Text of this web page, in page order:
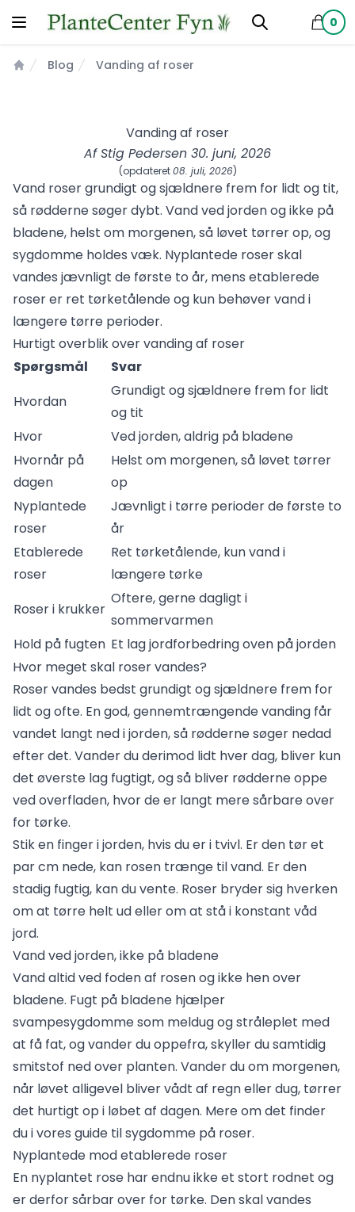
0
Blog Vanding af roser
Vanding af roser
AfStig Pedersen 30. juni, 2026
(opdateret08. juli, 2026)
Vand roser grundigt og sjældnere frem for lidt og tit,
så rødderne søger dybt. Vand ved jorden og ikke på
bladene, helst om morgenen, så løvet tørrer op, og
sygdomme holdes væk. Nyplantede roser skal
vandes jævnligt de første to år, mens etablerede
roser er ret tørketålende og kun behøver vand i
længere tørre perioder.
Hurtigt overblik over vanding af roser
Spørgsmål
Svar
Hvordan
Grundigt og sjældnere frem for lidt
og tit
Hvor
Ved jorden, aldrig på bladene
Hvornår på
dagen
Helst om morgenen, så løvet tørrer
op
Nyplantede
roser
Jævnligt i tørre perioder de første to
år
Etablerede
roser
Ret tørketålende, kun vand i
længere tørke
Roser i krukker
Oftere, gerne dagligt i
sommervarmen
Hold på fugten Et lag jordforbedring oven på jorden
Hvor meget skal roser vandes?
Roser vandes bedst grundigt og sjældnere frem for
lidt og ofte. En god, gennemtrængende vanding får
vandet langt ned i jorden, så rødderne søger nedad
efter det. Vander du derimod lidt hver dag, bliver kun
det øverste lag fugtigt, og så bliver rødderne oppe
ved overfladen, hvor de er langt mere sårbare over
for tørke.
Stik en finger i jorden, hvis du er i tvivl. Er den tør et
par cm nede, kan rosen trænge til vand. Er den
stadig fugtig, kan du vente. Roser bryder sig hverken
om at tørre helt ud eller om at stå i konstant våd
jord.
Vand ved jorden, ikke på bladene
Vand altid ved foden af rosen og ikke hen over
bladene. Fugt på bladene hjælper
svampesygdomme som meldug og stråleplet med
at få fat, og vander du oppefra, skyller du samtidig
smitstof ned over planten. Vander du om morgenen,
når løvet alligevel bliver vådt af regn eller dug, tørrer
det hurtigt op i løbet af dagen. Mere om det finder
du i vores guide tilsygdomme på roser.
Nyplantede mod etablerede roser
En nyplantet rose har endnu ikke et stort rodnet og
er derfor sårbar over for tørke. Den skal vandes